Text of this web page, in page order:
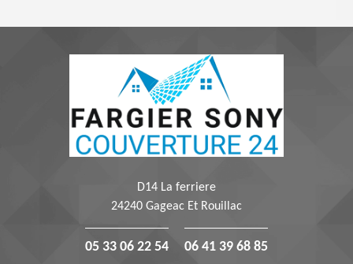
D14 La ferriere
24240 Gageac Et Rouillac
05 33 06 22 54 06 41 39 68 85